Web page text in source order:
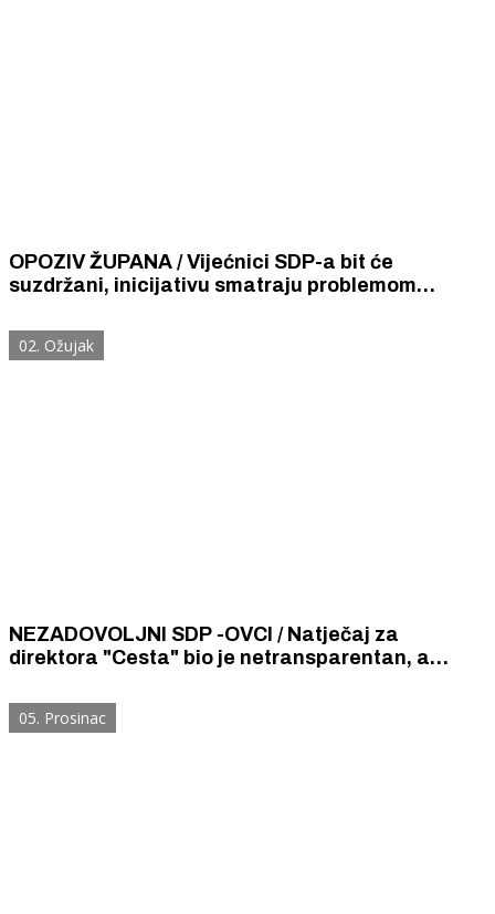
OPOZIV ŽUPANA / Vijećnici SDP-a bit će
suzdržani, inicijativu smatraju problemom
Jelića
02. Ožujak
NEZADOVOLJNI SDP -OVCI / Natječaj za
direktora "Cesta" bio je netransparentan, a
05. Prosinac